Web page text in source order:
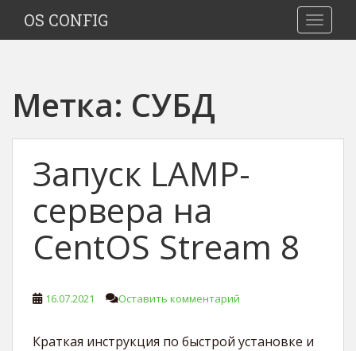
i
OS CONFIG
Метка: СУБД
Запуск LAMP-
сервера на
CentOS Stream 8
16.07.2021 Оставить комментарий
Краткая инструкция по быстрой установке и